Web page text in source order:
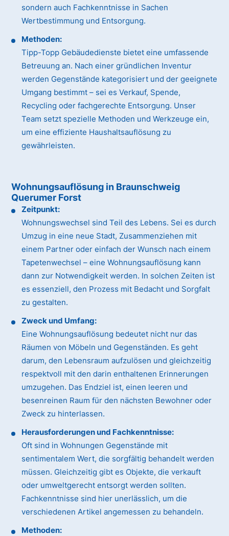
sondern auch Fachkenntnisse in Sachen
Wertbestimmung und Entsorgung.
Methoden:
Tipp-Topp Gebäudedienste bietet eine umfassende
Betreuung an. Nach einer gründlichen Inventur
werden Gegenstände kategorisiert und der geeignete
Umgang bestimmt – sei es Verkauf, Spende,
Recycling oder fachgerechte Entsorgung. Unser
Team setzt spezielle Methoden und Werkzeuge ein,
um eine effiziente Haushaltsauflösung zu
gewährleisten.
Wohnungsauflösung in Braunschweig
Querumer Forst
Zeitpunkt:
Wohnungswechsel sind Teil des Lebens. Sei es durch
Umzug in eine neue Stadt, Zusammenziehen mit
einem Partner oder einfach der Wunsch nach einem
Tapetenwechsel – eine Wohnungsauflösung kann
dann zur Notwendigkeit werden. In solchen Zeiten ist
es essenziell, den Prozess mit Bedacht und Sorgfalt
zu gestalten.
Zweck und Umfang:
Eine Wohnungsauflösung bedeutet nicht nur das
Räumen von Möbeln und Gegenständen. Es geht
darum, den Lebensraum aufzulösen und gleichzeitig
respektvoll mit den darin enthaltenen Erinnerungen
umzugehen. Das Endziel ist, einen leeren und
besenreinen Raum für den nächsten Bewohner oder
Zweck zu hinterlassen.
Herausforderungen und Fachkenntnisse:
Oft sind in Wohnungen Gegenstände mit
sentimentalem Wert, die sorgfältig behandelt werden
müssen. Gleichzeitig gibt es Objekte, die verkauft
oder umweltgerecht entsorgt werden sollten.
Fachkenntnisse sind hier unerlässlich, um die
verschiedenen Artikel angemessen zu behandeln.
Methoden: